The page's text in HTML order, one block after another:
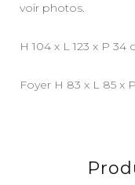
voir photos.
H 104 x L 123 x P 34
Foyer H 83 x L 85 x